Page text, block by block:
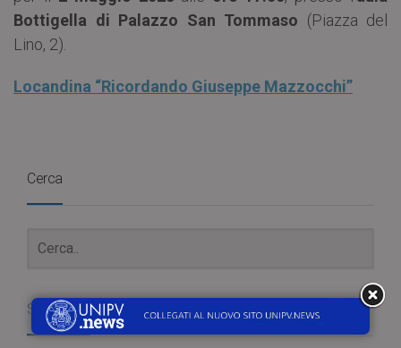
Bottigella di Palazzo San Tommaso (Piazza del
Lino, 2).
Locandina “Ricordando Giuseppe Mazzocchi”
Cerca
Social Box